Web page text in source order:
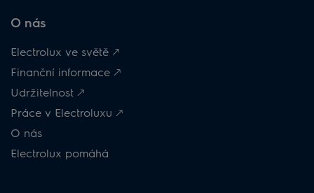
O nás
Electrolux ve světě 🡕
Finanční informace 🡕
Udržitelnost 🡕
Práce v Electroluxu 🡕
O nás
Electrolux pomáhá